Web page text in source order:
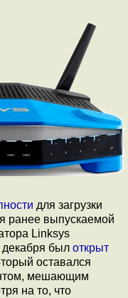
для загрузки
ранее выпускаемой
Linksys
декабря был открыт
оставался
мешающим
на то, что